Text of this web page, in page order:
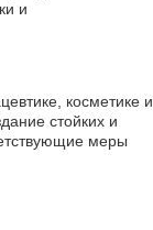
и
косметике и
стойких и
меры